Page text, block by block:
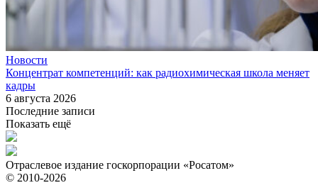
Новости
Концентрат компетенций: как радиохимическая школа меняет
кадры
6 августа 2026
Последние записи
Показать ещё
Отраслевое издание госкорпорации «Росатом»
© 2010-2026